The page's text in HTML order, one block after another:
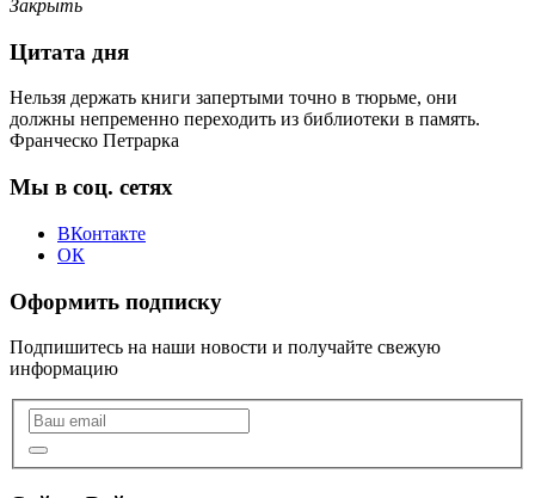
Закрыть
Цитата дня
Нельзя держать книги запертыми точно в тюрьме, они
должны непременно переходить из библиотеки в память.
Франческо Петрарка
Мы в соц. сетях
ВКонтакте
ОК
Оформить подписку
Подпишитесь на наши новости и получайте свежую
информацию